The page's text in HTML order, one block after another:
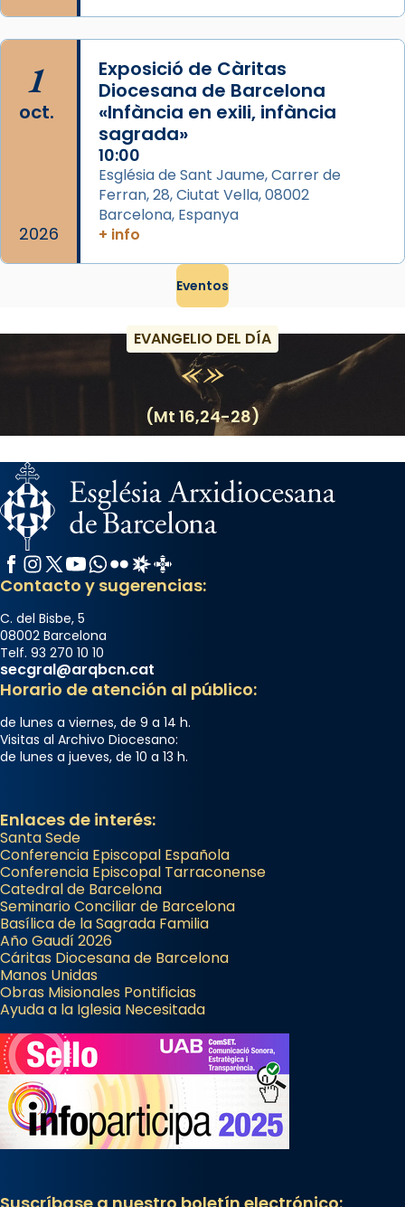
1
oct.
2026
Exposició de Càritas
Diocesana de Barcelona
«Infància en exili, infància
sagrada»
10:00
Església de Sant Jaume, Carrer de
Ferran, 28, Ciutat Vella, 08002
Barcelona, Espanya
+ info
Eventos
EVANGELIO DEL DÍA
(Mt 16,24-28)
Facebook
Instagram
X / Twitter
YouTube
WhatsApp
FlickrRadio Estel
Catalunya Cristiana
Contacto y sugerencias:
C. del Bisbe, 5
08002 Barcelona
Telf. 93 270 10 10
secgral@arqbcn.cat
Horario de atención al público:
de lunes a viernes, de 9 a 14 h.
Visitas al Archivo Diocesano:
de lunes a jueves, de 10 a 13 h.
Enlaces de interés:
Santa Sede
Conferencia Episcopal Española
Conferencia Episcopal Tarraconense
Catedral de Barcelona
Seminario Conciliar de Barcelona
Basílica de la Sagrada Familia
Año Gaudí 2026
Cáritas Diocesana de Barcelona
Manos Unidas
Obras Misionales Pontificias
Ayuda a la Iglesia Necesitada